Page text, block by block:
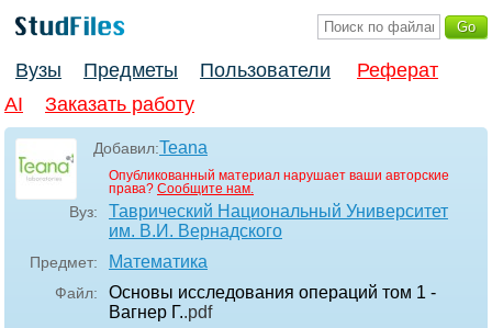
Вузы Предметы Пользователи
Реферат
AI
Заказать работу
Добавил:Teana
Опубликованный материал нарушает ваши авторские
права? Сообщите нам.
Вуз:
Таврический Национальный Университет
им. В.И. Вернадского
Предмет: Математика
Файл:
Основы исследования операций том 1 -
Вагнер Г..pdf